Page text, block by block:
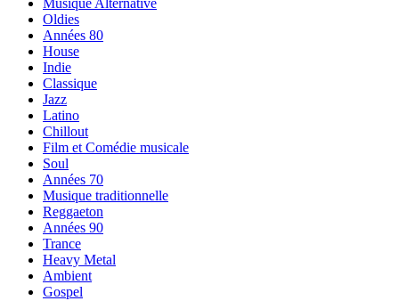
Musique Alternative
Oldies
Années 80
House
Indie
Classique
Jazz
Latino
Chillout
Film et Comédie musicale
Soul
Années 70
Musique traditionnelle
Reggaeton
Années 90
Trance
Heavy Metal
Ambient
Gospel